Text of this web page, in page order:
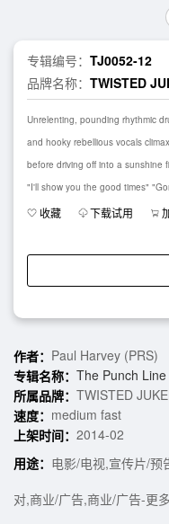
专辑编号： TJ0052-12
品牌名称： TWISTED
Unrelenting, pounding rhythmic
and hooky rebellious vocals
before driving off into a sunshine
"I'll show you the good times"
收藏 下载试用
作者： Paul Harvey (PRS)
专辑名称： The Punch Line
所属品牌： TWISTED
速度： medium fast
上架时间： 2014-02
用途： 电影/电视,宣传片/预
对,商业/广告,商业/广告-更